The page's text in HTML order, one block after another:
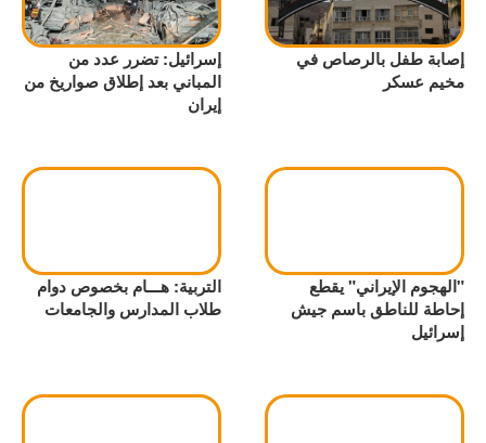
إصابة طفل بالرصاص في
مخيم عسكر
إسرائيل: تضرر عدد من
المباني بعد إطلاق صواريخ من
إيران
"الهجوم الإيراني" يقطع
إحاطة للناطق باسم جيش
إسرائيل
التربية: هـــام بخصوص دوام
طلاب المدارس والجامعات